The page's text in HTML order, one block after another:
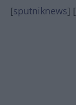
[sputniknews] [